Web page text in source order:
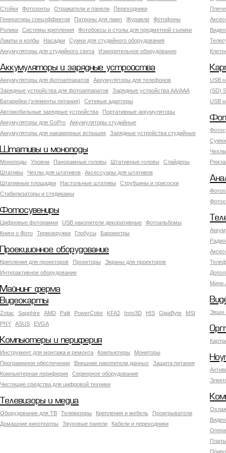
Стойки
Фотозонты Отражатели и панели
Переходники
Генераторы спецэффектов
Патроны для ламп Журавли
Фотофоны
Ролики
Системы крепления
Фотобоксы и столы для предметной съемки
Лампы и колбы
Насадки
Сумки для студийного оборудования
Аккумуляторы для студийного света
Измерительное оборудование
Аккумуляторы и зарядные устройства
Аккумуляторы для фотоаппаратов
Аккумуляторы для телефонов
Зарядные устройства для фотоаппаратов
Зарядные устройства AA/AAA
Батарейки (элементы питания)
Сетевые адаптеры
Автомобильные зарядные устройства
Портативные аккумуляторы
Аккумуляторы для GoPro
Аккумуляторы студийные
Аккумуляторы для накамерных вспышек
Зарядные устройства студийные
USB
(SD)
USB
Штативы и моноподы
Моноподы Уровни Панорамные головы Штативные головы
Слайдеры
Штативы
Чехлы для штативов
Аксессуары для штативов
Штативные площадки
Настольные штативы
Струбцины и присоски
Стабилизаторы и стедикамы
Фотосувениры
Цифровые фоторамки USB накопители декоративные
Фотоальбомы
Книги о Фото
Термокружки Глобусы Барометры
Мини
Проекционное оборудование
Крепления для проекторов Проекторы
Экраны для проекторов
Интерактивное оборудование
Майнинг ферма
Экшн
Видеокарты
Zotac Sapphire AMD Palit PowerColor KFA2 Inno3D HIS GigaByte
MSI
PNY
ASUS EVGA
Компьютеры и периферия
Инструмент для монтажа и ремонта Компьютеры
Мониторы
Программное обеспечение
Внешние накопители данных
Защита питания
Компьютерная периферия
Серверное оборудование
Чистящие средства для цифровой техники
Телевизоры и медиа
Оборудование для ТВ Телевизоры Крепления и мебель
Проигрыватели
Домашние кинотеатры
Звуковые панели Кабели и переходники